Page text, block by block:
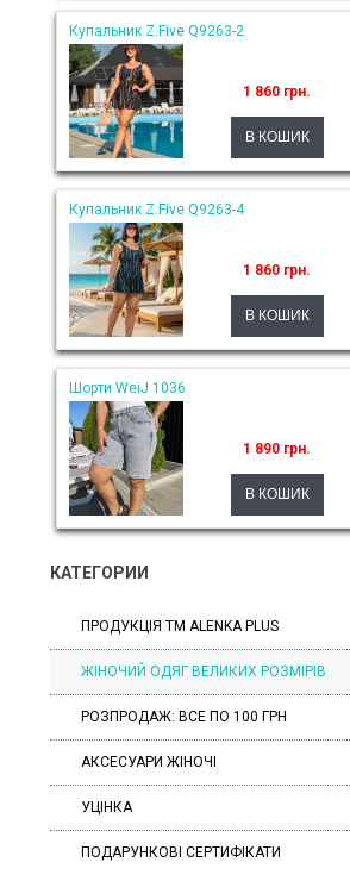
Купальник Z.Five Q9263-2
1 860 грн.
Купальник Z.Five Q9263-4
1 860 грн.
Шорти WeiJ 1036
1 890 грн.
КАТЕГОРИИ
ПРОДУКЦІЯ ТМ ALENKA PLUS
ЖІНОЧИЙ ОДЯГ ВЕЛИКИХ РОЗМІРІВ
РОЗПРОДАЖ: ВСЕ ПО 100 ГРН
АКСЕСУАРИ ЖІНОЧІ
УЦІНКА
ПОДАРУНКОВІ СЕРТИФІКАТИ